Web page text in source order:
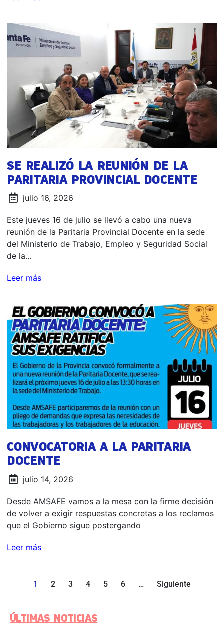
SE REALIZÓ LA REUNIÓN DE LA
PARITARIA PROVINCIAL DOCENTE
julio 16, 2026
Este jueves 16 de julio se llevó a cabo una nueva
reunión de la Paritaria Provincial Docente en la sede
del Ministerio de Trabajo, Empleo y Seguridad Social
de la...
Leer más
CONVOCATORIA A LA PARITARIA
DOCENTE
julio 14, 2026
Desde AMSAFE vamos a la mesa con la firme decisión
de volver a exigir respuestas concretas a los reclamos
que el Gobierno sigue postergando
Leer más
1 2 3 4 5 6 … Siguiente
ÚLTIMAS NOTICIAS